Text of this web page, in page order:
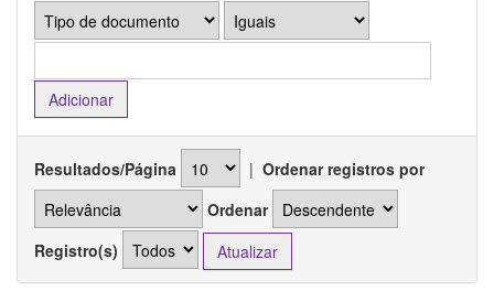
Resultados/Página | Ordenar registros por
Ordenar
Registro(s)